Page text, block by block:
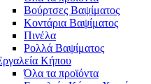
Βούρτσες Βαψίματος
Κοντάρια Βαψίματος
Πινέλα
Ρολλά Βαψίματος
Κήπου
Όλα τα προϊόντα